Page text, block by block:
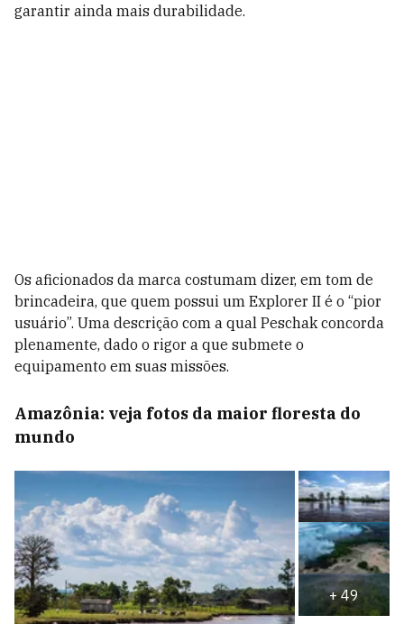
garantir ainda mais durabilidade.
Os aficionados da marca costumam dizer, em tom de
brincadeira, que quem possui um Explorer II é o “pior
usuário”. Uma descrição com a qual Peschak concorda
plenamente, dado o rigor a que submete o
equipamento em suas missões.
Amazônia: veja fotos da maior floresta do
mundo
+49